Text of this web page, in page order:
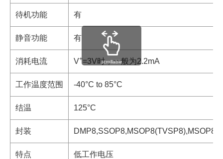
待机功能 有
静音功能 有
消耗电流 V+=3V时，一般为2.2mA
工作温度范围 -40°C to 85°C
结温 125°C
封装
特点 低工作电压
scrollable